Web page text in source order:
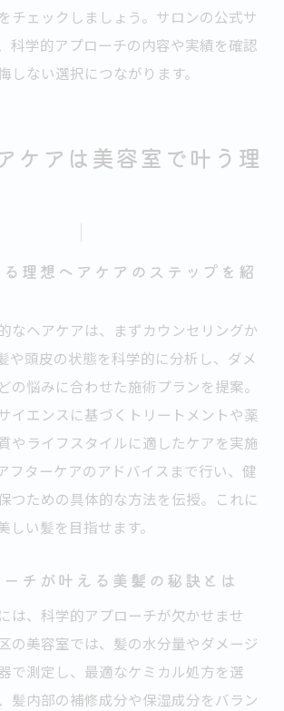
チェックしましょう。サロンの公式サ
科学的アプローチの内容や実績を確認
しない選択につながります。
ケアは美容室で叶う理
理想ヘアケアのステップを紹
なヘアケアは、まずカウンセリングか
や頭皮の状態を科学的に分析し、ダメ
の悩みに合わせた施術プランを提案。
イエンスに基づくトリートメントや薬
やライフスタイルに適したケアを実施
フターケアのアドバイスまで行い、健
つための具体的な方法を伝授。これに
しい髪を目指せます。
チが叶える美髪の秘訣とは
は、科学的アプローチが欠かせませ
の美容室では、髪の水分量やダメージ
で測定し、最適なケミカル処方を選
髪内部の補修成分や保湿成分をバラン